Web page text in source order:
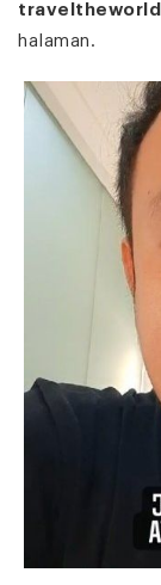
traveltheworld
halaman.